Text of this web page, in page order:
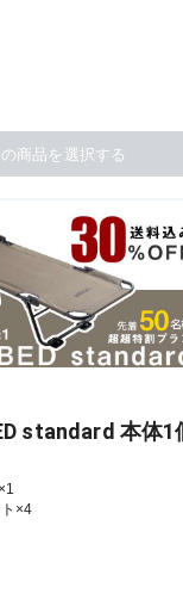
の商品を選択する
standard 本体
×4